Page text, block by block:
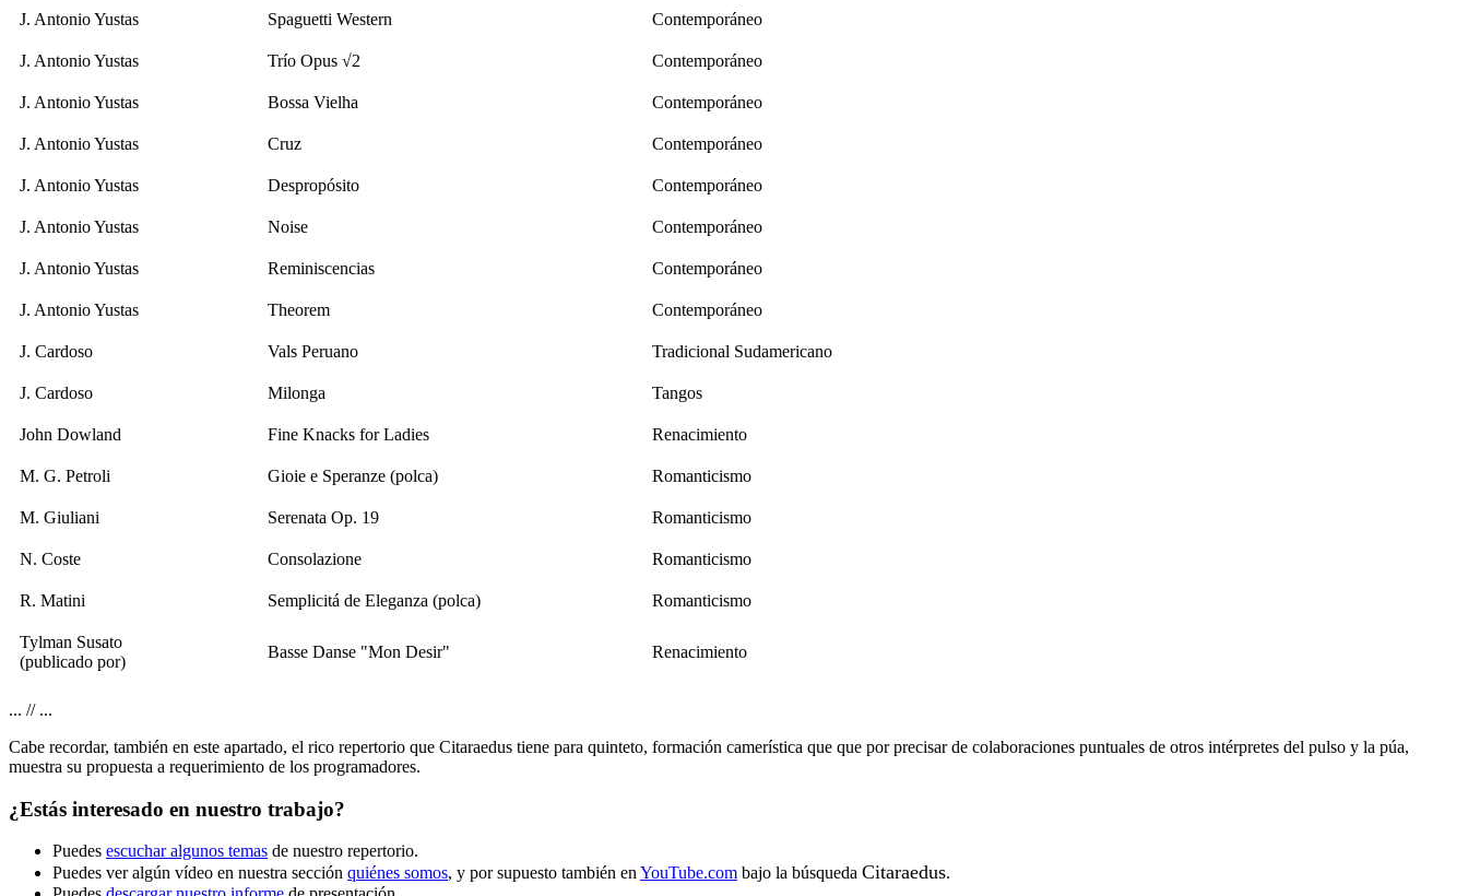
J. Antonio Yustas Spaguetti Western Contemporáneo
J. Antonio Yustas Trío Opus √2 Contemporáneo
J. Antonio Yustas Bossa Vielha Contemporáneo
J. Antonio Yustas Cruz Contemporáneo
J. Antonio Yustas Despropósito Contemporáneo
J. Antonio Yustas Noise Contemporáneo
J. Antonio Yustas Reminiscencias Contemporáneo
J. Antonio Yustas Theorem Contemporáneo
J. Cardoso Vals Peruano Tradicional Sudamericano
J. Cardoso Milonga Tangos
John Dowland Fine Knacks for Ladies Renacimiento
M. G. Petroli Gioie e Speranze (polca) Romanticismo
M. Giuliani Serenata Op. 19 Romanticismo
N. Coste Consolazione Romanticismo
R. Matini Semplicitá de Eleganza (polca) Romanticismo
Tylman Susato
(publicado por)
Basse Danse "Mon Desir" Renacimiento
... // ...
Cabe recordar, también en este apartado, el rico repertorio que Citaraedus tiene para quinteto, formación camerística que que por precisar de colaboraciones puntuales de otros intérpretes del pulso y la púa,
muestra su propuesta a requerimiento de los programadores.
¿Estás interesado en nuestro trabajo?
Puedes escuchar algunos temas de nuestro repertorio.
Puedes ver algún vídeo en nuestra sección quiénes somos, y por supuesto también en YouTube.com bajo la búsqueda Citaraedus.